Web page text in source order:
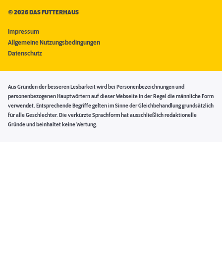
©2026 DAS FUTTERHAUS
Impressum
Allgemeine Nutzungsbedingungen
Datenschutz
Aus Gründen der besseren Lesbarkeit wird bei Personenbezeichnungen und
personenbezogenen Hauptwörtern auf dieser Webseite in der Regel die männliche Form
verwendet. Entsprechende Begriffe gelten im Sinne der Gleichbehandlung grundsätzlich
für alle Geschlechter. Die verkürzte Sprachform hat ausschließlich redaktionelle
Gründe und beinhaltet keine Wertung.